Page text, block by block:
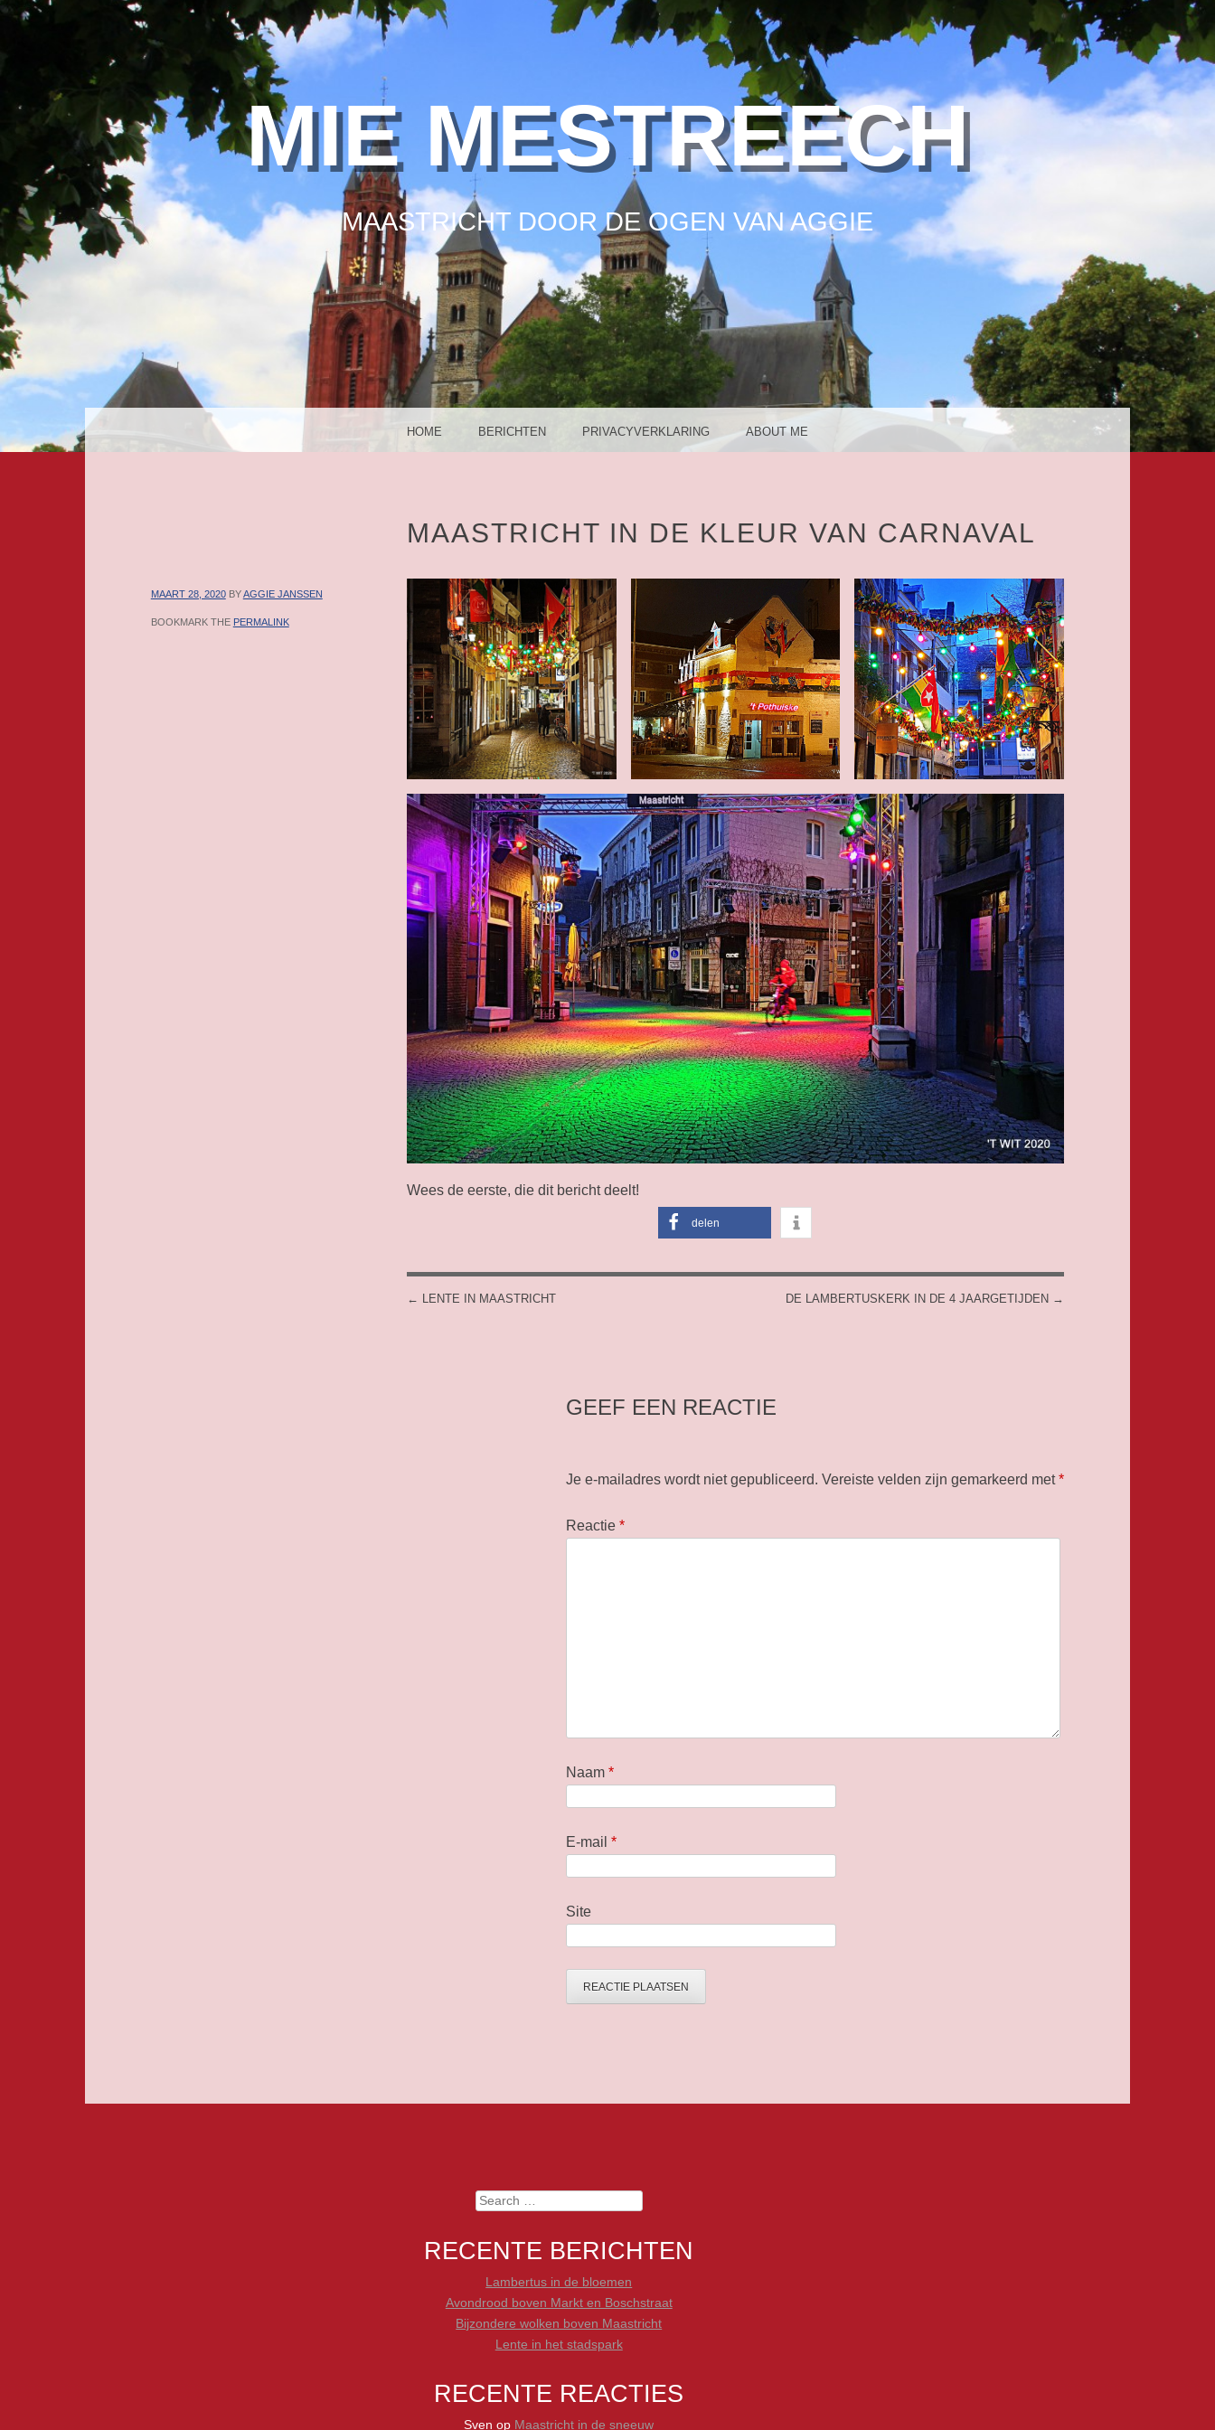
MIE MESTREECH
MAASTRICHT DOOR DE OGEN VAN AGGIE
SKIP TO CONTENT HOME BERICHTEN PRIVACYVERKLARING ABOUT ME
MAASTRICHT IN DE KLEUR VAN CARNAVAL
MAART 28, 2020BYAGGIE JANSSEN
BOOKMARK THE PERMALINK
Wees de eerste, die dit bericht deelt!
delen
POST NAVIGATION
← LENTE IN MAASTRICHT DE LAMBERTUSKERK IN DE 4 JAARGETIJDEN →
GEEF EEN REACTIE
Je e-mailadres wordt niet gepubliceerd. Vereiste velden zijn gemarkeerd met*
Reactie*
Naam*
E-mail*
Site
Search
RECENTE BERICHTEN
Lambertus in de bloemen
Avondrood boven Markt en Boschstraat
Bijzondere wolken boven Maastricht
Lente in het stadspark
RECENTE REACTIES
Sven op Maastricht in de sneeuw